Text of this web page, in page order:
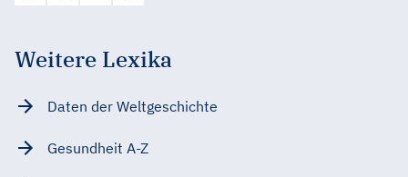
Weitere Lexika
Daten der Weltgeschichte
Gesundheit A-Z